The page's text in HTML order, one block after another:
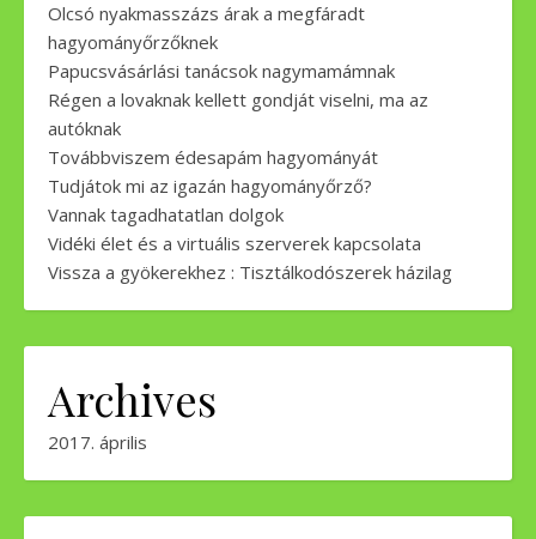
Olcsó nyakmasszázs árak a megfáradt
hagyományőrzőknek
Papucsvásárlási tanácsok nagymamámnak
Régen a lovaknak kellett gondját viselni, ma az
autóknak
Továbbviszem édesapám hagyományát
Tudjátok mi az igazán hagyományőrző?
Vannak tagadhatatlan dolgok
Vidéki élet és a virtuális szerverek kapcsolata
Vissza a gyökerekhez : Tisztálkodószerek házilag
Archives
2017. április